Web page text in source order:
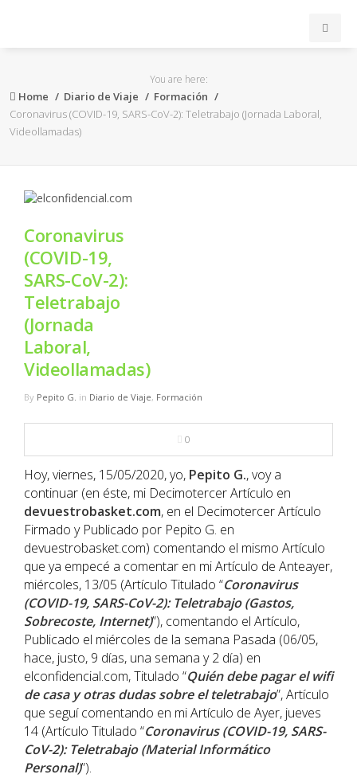
ACB
FEB
FIBA
OTROS
FORMACIÓN
NBA
MULTIMEDIA
You are here:
Home Diario de Viaje
Formación
Coronavirus (COVID-19, SARS-CoV-2): Teletrabajo (Jornada Laboral,
Videollamadas)
Coronavirus
(COVID-19,
SARS-CoV-2):
Teletrabajo
(Jornada
Laboral,
Videollamadas)
By Pepito G. in Diario de Viaje, Formación
0
Hoy, viernes, 15/05/2020, yo, Pepito G., voy a
continuar (en éste, mi Decimotercer Artículo en
devuestrobasket.com, en el Decimotercer Artículo
Firmado y Publicado por Pepito G. en
devuestrobasket.com) comentando el mismo Artículo
que ya empecé a comentar en mi Artículo de Anteayer,
miércoles, 13/05 (Artículo Titulado “Coronavirus
(COVID-19, SARS-CoV-2): Teletrabajo (Gastos,
Sobrecoste, Internet)”), comentando el Artículo,
Publicado el miércoles de la semana Pasada (06/05,
hace, justo, 9 días, una semana y 2 día) en
elconfidencial.com, Titulado “Quién debe pagar el wifi
de casa y otras dudas sobre el teletrabajo”, Artículo
que seguí comentando en mi Artículo de Ayer, jueves
14 (Artículo Titulado “Coronavirus (COVID-19, SARS-
CoV-2): Teletrabajo (Material Informático
Personal)”).